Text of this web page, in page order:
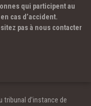
qui participent au
cas d’accident.
pas à nous contacter
tribunal d’instance de